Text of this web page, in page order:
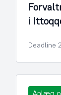
i
Deadline
Anlæg